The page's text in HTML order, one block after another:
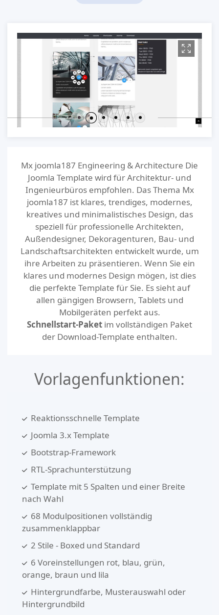
Mx joomla187 Engineering & Architecture Die
Joomla Template wird für Architektur- und
Ingenieurbüros empfohlen. Das Thema Mx
joomla187 ist klares, trendiges, modernes,
kreatives und minimalistisches Design, das
speziell für professionelle Architekten,
Außendesigner, Dekoragenturen, Bau- und
Landschaftsarchitekten entwickelt wurde, um
ihre Arbeiten zu präsentieren. Wenn Sie ein
klares und modernes Design mögen, ist dies
die perfekte Template für Sie. Es sieht auf
allen gängigen Browsern, Tablets und
Mobilgeräten perfekt aus.
Schnellstart-Paket im vollständigen Paket
der Download-Template enthalten.
Vorlagenfunktionen:
Reaktionsschnelle Template
Joomla 3.x Template
Bootstrap-Framework
RTL-Sprachunterstützung
Template mit 5 Spalten und einer Breite
nach Wahl
68 Modulpositionen vollständig
zusammenklappbar
2 Stile - Boxed und Standard
6 Voreinstellungen rot, blau, grün,
orange, braun und lila
Hintergrundfarbe, Musterauswahl oder
Hintergrundbild